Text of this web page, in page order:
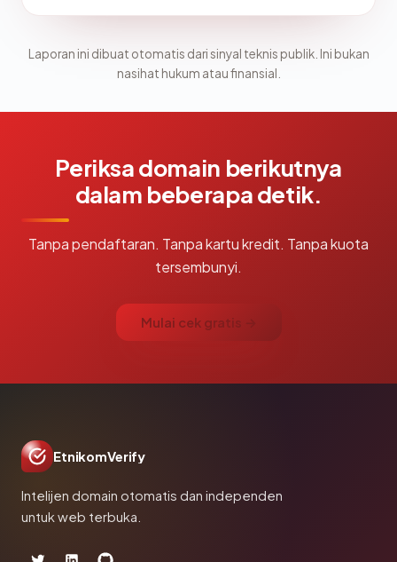
Laporan ini dibuat otomatis dari sinyal teknis publik. Ini bukan
nasihat hukum atau finansial.
Periksa domain berikutnya
dalam beberapa detik.
Tanpa pendaftaran. Tanpa kartu kredit. Tanpa kuota
tersembunyi.
Mulai cek gratis →
EtnikomVerify
Intelijen domain otomatis dan independen
untuk web terbuka.